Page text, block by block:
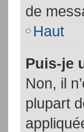
de
Haut
Puis-je
Non, il
plupart